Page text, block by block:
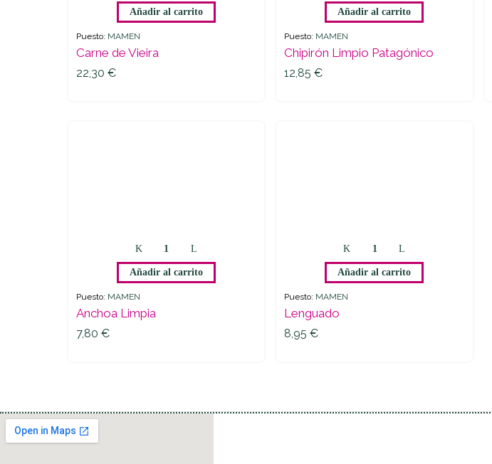
Vieira
Añadir al carrito
22,30€
Puesto: MAMEN
Carne de Vieira
22,30 €
Patagónico
Añadir al carrito
12,85 €
Puesto: MAMEN
Chipirón Limpio Patagónico
12,85 €
Anchoa
quantity
Añadir al carrito
7,80 €
Puesto: MAMEN
Anchoa Limpia
7,80 €
Lenguado
Añadir al carrito
8,95€
Puesto: MAMEN
Lenguado
8,95 €